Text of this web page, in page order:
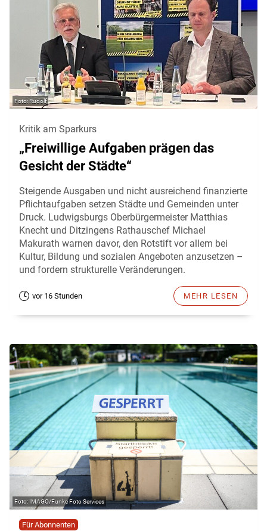
Rudolf
Kritik am Sparkurs
„Freiwillige Aufgaben prägen das
Gesicht der Städte“
Steigende Ausgaben und nicht ausreichend finanzierte
Pflichtaufgaben setzen Städte und Gemeinden unter
Druck. Ludwigsburgs Oberbürgermeister Matthias
Knecht und Ditzingens Rathauschef Michael
Makurath warnen davor, den Rotstift vor allem bei
Kultur, Bildung und sozialen Angeboten anzusetzen –
und fordern strukturelle Veränderungen.
vor 16 Stunden MEHR LESEN
IMAGO/Funke Foto Services
Für Abonnenten